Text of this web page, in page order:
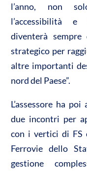
l’anno, non
l’accessibilità e
diventerà
strategico per
altre importanti
nord del Paese”.
L’assessore ha
due incontri per
con i vertici di FS
Ferrovie dello
gestione